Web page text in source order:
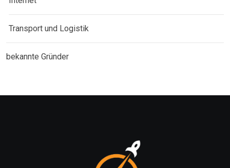
Transport und Logistik
bekannte Gründer